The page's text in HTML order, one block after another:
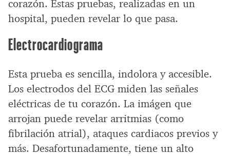
corazón. Estas pruebas, realizadas en un
hospital, pueden revelar lo que pasa.
Electrocardiograma
Esta prueba es sencilla, indolora y accesible.
Los electrodos del ECG miden las señales
eléctricas de tu corazón. La imágen que
arrojan puede revelar arritmias (como
fibrilación atrial), ataques cardiacos previos y
más. Desafortunadamente, tiene un alto